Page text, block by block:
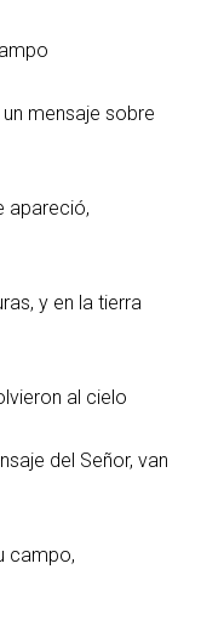
mensaje sobre
y en la tierra
al cielo
del Señor, van
campo,